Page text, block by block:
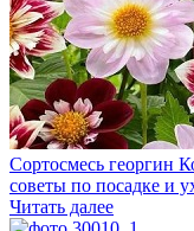
Сортосмесь георгин
советы по посадке и
Читать далее